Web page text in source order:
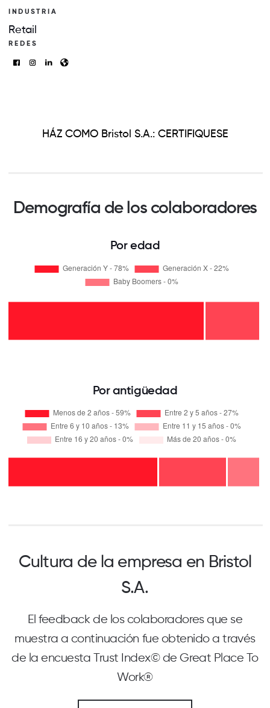
INDUSTRIA
Retail
REDES
HÁZ COMO Bristol S.A.: CERTIFIQUESE
Demografía de los colaboradores
Por edad
Por antigüedad
Cultura de la empresa en Bristol
S.A.
El feedback de los colaboradores que se
muestra a continuación fue obtenido a través
de la encuesta Trust Index© de Great Place To
Work®